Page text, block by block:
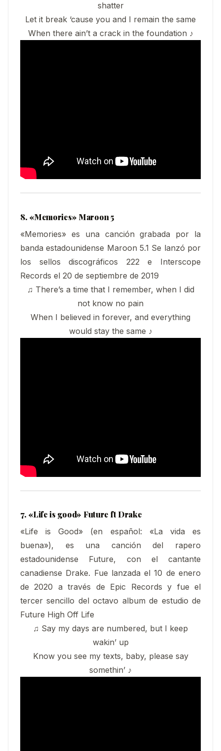
shatter
Let it break ‘cause you and I remain the same
When there ain’t a crack in the foundation ♪
8. «Memories» Maroon 5
«Memories» es una canción grabada por la
banda estadounidense Maroon 5.1​ Se lanzó por
los sellos discográficos 222 e Interscope
Records el 20 de septiembre de 2019
♫ There’s a time that I remember, when I did
not know no pain
When I believed in forever, and everything
would stay the same ♪
7. «Life is good» Future ft Drake
«Life is Good» (en español: «La vida es
buena»), es una canción del rapero
estadounidense Future, con el cantante
canadiense Drake. Fue lanzada el 10 de enero
de 2020 a través de Epic Records y fue el
tercer sencillo del octavo album de estudio de
Future High Off Life
♫ Say my days are numbered, but I keep
wakin’ up
Know you see my texts, baby, please say
somethin’ ♪